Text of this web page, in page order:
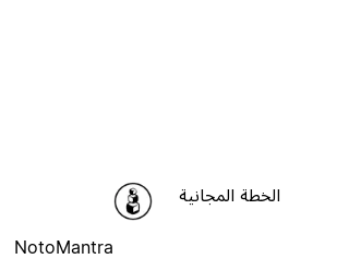
الخطة المجانية
NotoMantra